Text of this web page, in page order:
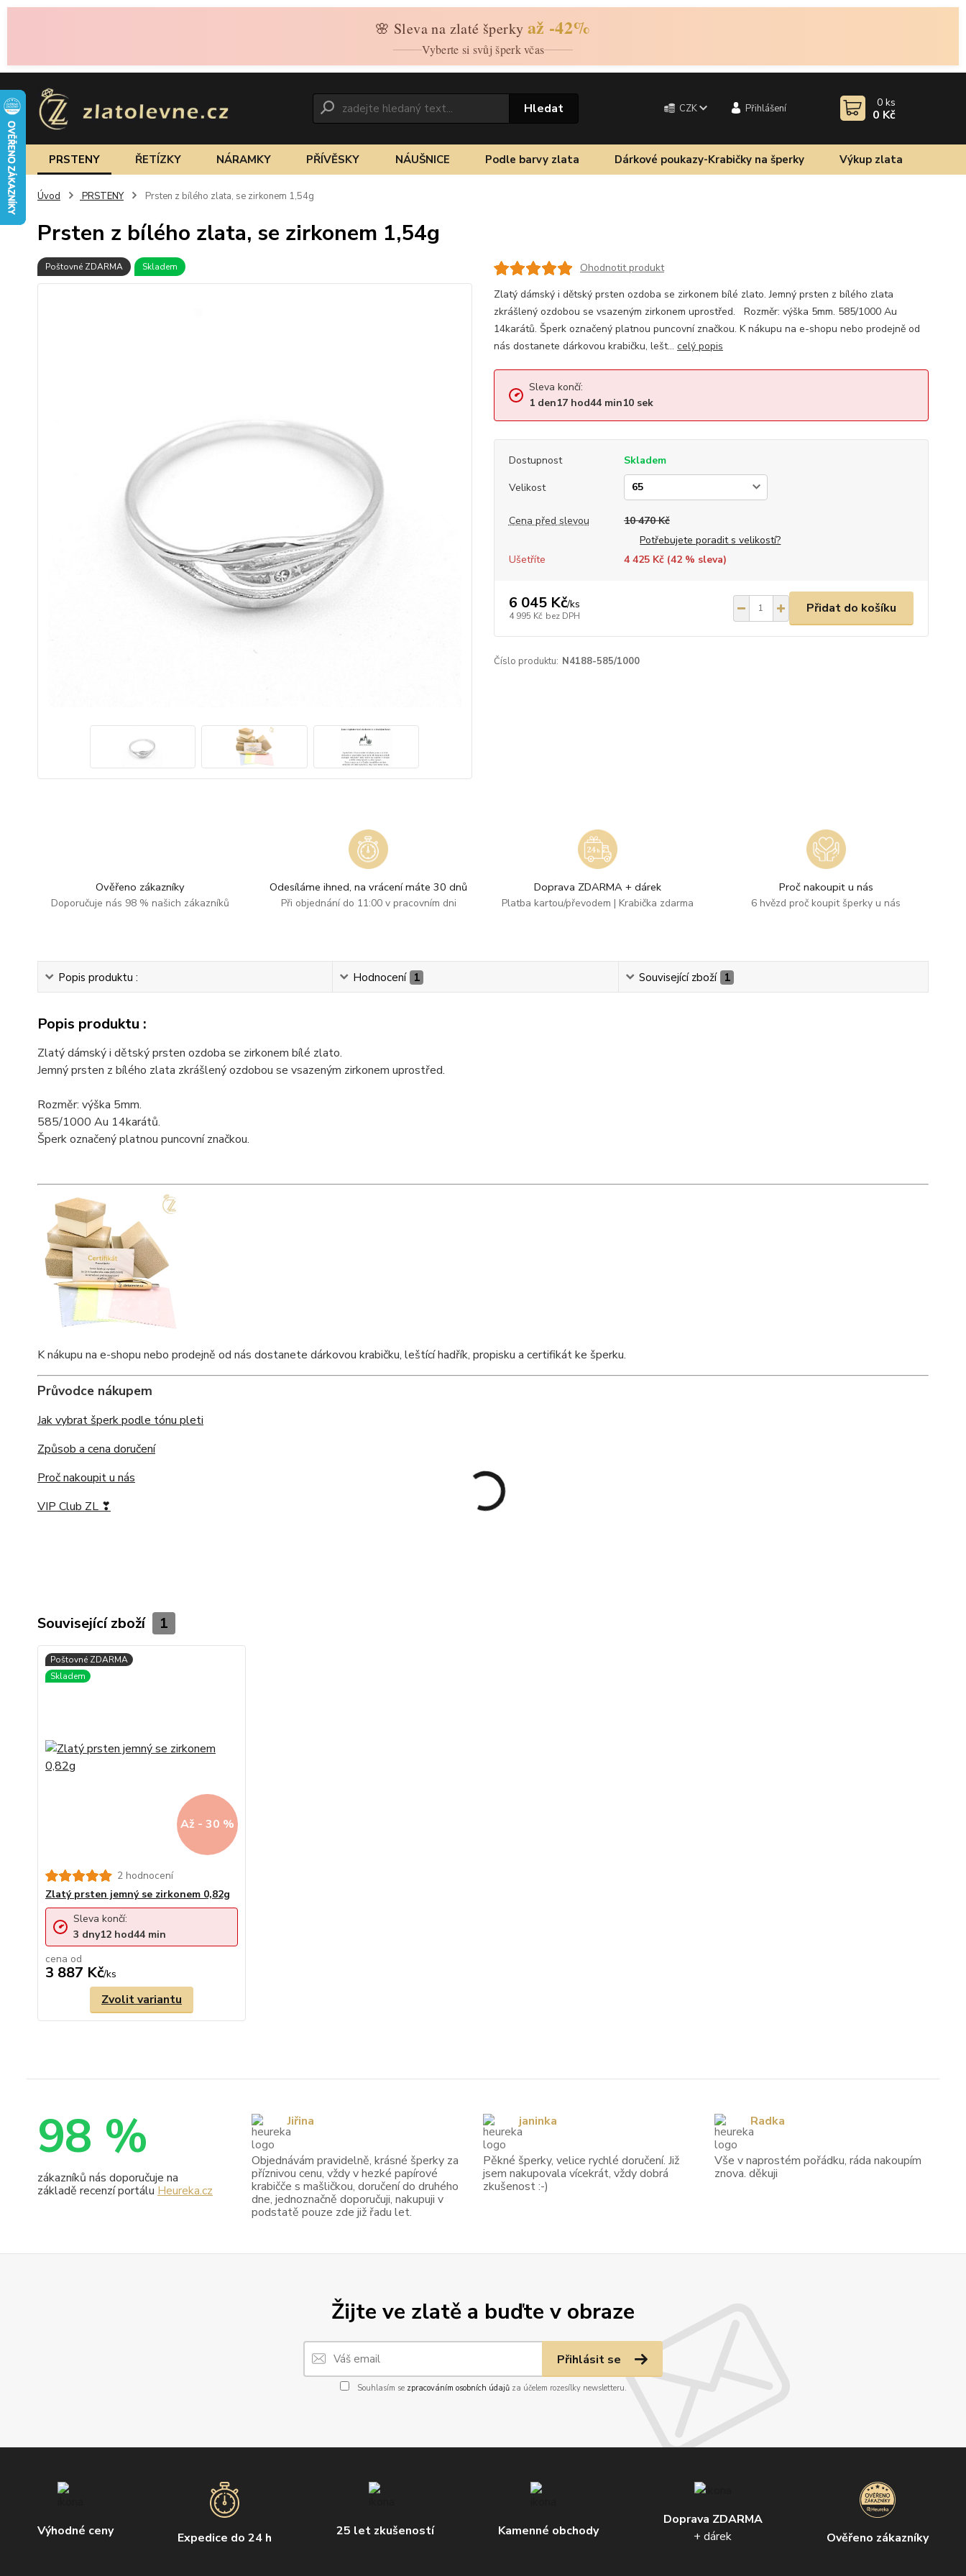
🌸 Sleva na zlaté šperky až -42%
Vyberte si svůj šperk včas
CZK Přihlášení
Hledat 0 ks
0 Kč
PRSTENY ŘETÍZKY NÁRAMKY PŘÍVĚSKY NÁUŠNICE Podle barvy zlata Dárkové poukazy-Krabičky na šperky Výkup zlata
Úvod PRSTENY Prsten z bílého zlata, se zirkonem 1,54g
Prsten z bílého zlata, se zirkonem 1,54g
Poštovné ZDARMA Skladem
Ohodnotit produkt
Zlatý dámský i dětský prsten ozdoba se zirkonem bílé zlato. Jemný prsten z bílého zlata
zkrášlený ozdobou se vsazeným zirkonem uprostřed. Rozměr: výška 5mm. 585/1000 Au
14karátů. Šperk označený platnou puncovní značkou. K nákupu na e-shopu nebo prodejně od
nás dostanete dárkovou krabičku, lešt... celý popis
Sleva končí:
1 den17hod44min10sek
Dostupnost
Skladem
Velikost
Cena před slevou
10 470 Kč
Potřebujete poradit s velikostí?
Ušetříte
4 425 Kč (42% sleva)
6 045 Kč/ks
4 995 Kč bez DPH
Přidat do košíku
Číslo produktu: N4188-585/1000
Ověřeno zákazníky
Doporučuje nás 98 % našich zákazníků
Odesíláme ihned, na vrácení máte 30 dnů
Při objednání do 11:00 v pracovním dni
Doprava ZDARMA + dárek
Platba kartou/převodem | Krabička zdarma
Proč nakoupit u nás
6 hvězd proč koupit šperky u nás
Popis produktu : Hodnocení 1 Související zboží 1
Popis produktu :
Zlatý dámský i dětský prsten ozdoba se zirkonem bílé zlato.
Jemný prsten z bílého zlata zkrášlený ozdobou se vsazeným zirkonem uprostřed.
Rozměr: výška 5mm.
585/1000 Au 14karátů.
Šperk označený platnou puncovní značkou.
K nákupu na e-shopu nebo prodejně od nás dostanete dárkovou krabičku, leštící hadřík, propisku a certifikát ke šperku.
Průvodce nákupem
Jak vybrat šperk podle tónu pleti
Způsob a cena doručení
Proč nakoupit u nás
VIP Club ZL ❣
Související zboží 1
Až - 30 %
2 hodnocení
Zlatý prsten jemný se zirkonem 0,82g
cena od
3 887 Kč/ks
Sleva končí:
3 dny12 hod44 min
Zvolit variantu
Žijte ve zlatě a buďte v obraze
Přihlásit se
Souhlasím se zpracováním osobních údajůza účelem rozesílky newsletteru.
Výhodné ceny Expedice do 24 h 25 let zkušeností Kamenné obchody
Doprava ZDARMA
+ dárek
Ověřeno zákazníky
98 %
zákazníků nás doporučuje na
základě recenzí portálu Heureka.cz
Objednávám pravidelně, krásné šperky za
příznivou cenu, vždy v hezké papírové
krabičče s mašličkou, doručení do druhého
dne, jednoznačně doporučuji, nakupuji v
podstatě pouze zde již řadu let.
Jiřina
Pěkné šperky, velice rychlé doručení. Již
jsem nakupovala vícekrát, vždy dobrá
zkušenost :-)
janinka
Vše v naprostém pořádku, ráda nakoupím
znova. děkuji
Radka